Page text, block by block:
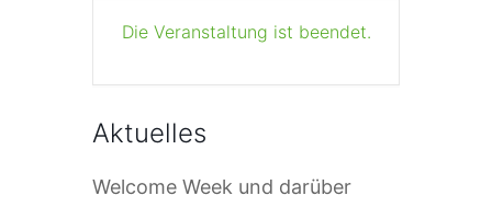
Die Veranstaltung ist beendet.
Aktuelles
Welcome Week und darüber